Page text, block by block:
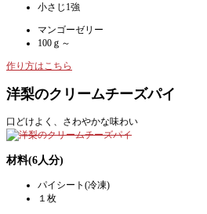
小さじ1強
マンゴーゼリー
100ｇ～
作り方はこちら
洋梨のクリームチーズパイ
口どけよく、さわやかな味わい
材料(6人分)
パイシート(冷凍)
１枚